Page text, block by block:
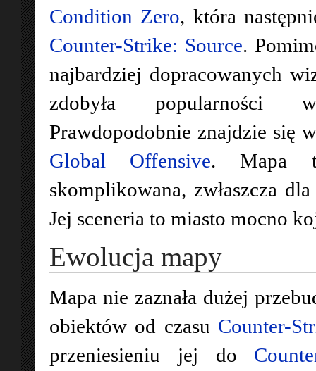
Condition Zero, która
Counter-Strike: Source.
najbardziej dopracowanych
zdobyła popularności
Prawdopodobnie znajdzie się
Global Offensive. Mapa
skomplikowana, zwłaszcza
Jej sceneria to miasto mocno
Ewolucja mapy
Mapa nie zaznała dużej
obiektów od czasu Counter-
przeniesieniu jej do